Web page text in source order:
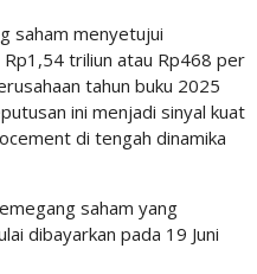
saham menyetujui
triliun atau Rp468 per
tahun buku 2025
ini menjadi sinyal kuat
di tengah dinamika
saham yang
dibayarkan pada 19 Juni